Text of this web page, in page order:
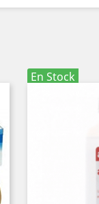
En Stock